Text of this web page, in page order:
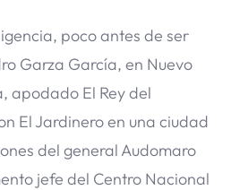
poco antes de ser
Garza García, en Nuevo
apodado El Rey del
El Jardinero en una ciudad
del general Audomaro
jefe del Centro Nacional